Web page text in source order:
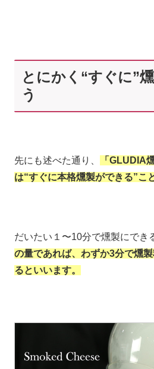
とにかく“すぐに”
う
先にも述べた通り、
「GLUDIA
は“すぐに本格燻製ができる”こと
だいたい１〜10分で燻製にでき
の量であれば、わずか3分で燻
るといいます。